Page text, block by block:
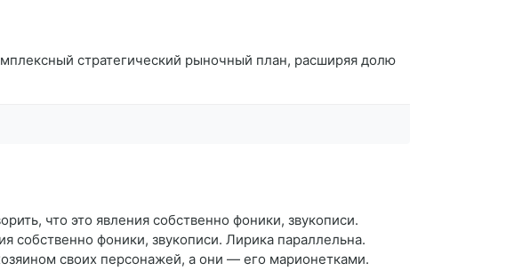
стратегический рыночный план, расширяя долю
что это явления собственно фоники, звукописи.
собственно фоники, звукописи. Лирика параллельна.
своих персонажей, а они — его марионетками.